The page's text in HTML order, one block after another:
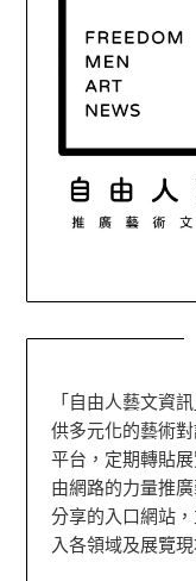
「自由人藝文資
供多元化的藝術
平台，定期轉貼
由網路的力量推
分享的入口網站
入各領域及展覽現